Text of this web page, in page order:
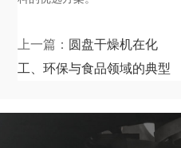
上一篇： 圆盘干燥机在化
工、环保与食品领域的典型